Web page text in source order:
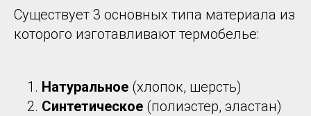
Существует 3 основных типа материала из
которого изготавливают термобелье:
Натуральное (хлопок, шерсть)
Синтетическое (полиэстер, эластан)